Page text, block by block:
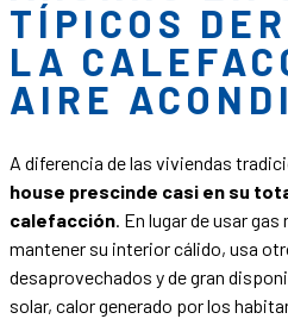
TÍPICOS
LA
AIRE
A diferencia de las viviendas
house prescinde casi en su
calefacción. En lugar de usar
mantener su interior cálido, usa
desaprovechados y de gran
solar, calor generado por los